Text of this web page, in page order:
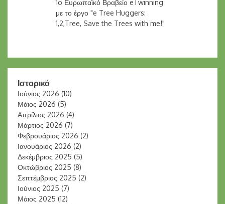
1o Ευρωπαϊκό Βραβείο eTwinning
με το έργο "e Tree Huggers:
1,2,Tree, Save the Trees with me!"
Ιστορικό
Ιούνιος 2026 (10)
Μάιος 2026 (5)
Απρίλιος 2026 (4)
Μάρτιος 2026 (7)
Φεβρουάριος 2026 (2)
Ιανουάριος 2026 (2)
Δεκέμβριος 2025 (5)
Οκτώβριος 2025 (8)
Σεπτέμβριος 2025 (2)
Ιούνιος 2025 (7)
Μάιος 2025 (12)